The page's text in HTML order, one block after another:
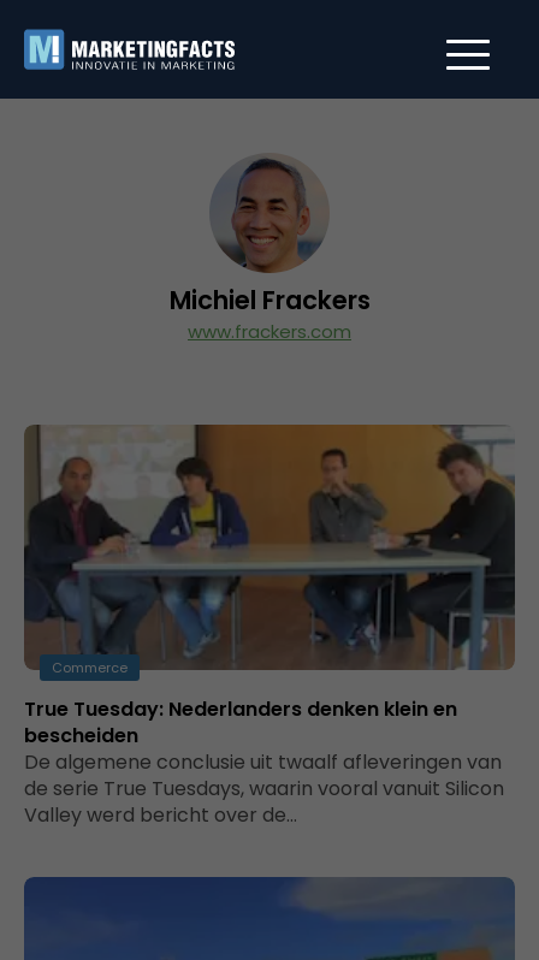
Michiel Frackers
www.frackers.com
Commerce
True Tuesday: Nederlanders denken klein en
bescheiden
De algemene conclusie uit twaalf afleveringen van
de serie True Tuesdays, waarin vooral vanuit Silicon
Valley werd bericht over de…